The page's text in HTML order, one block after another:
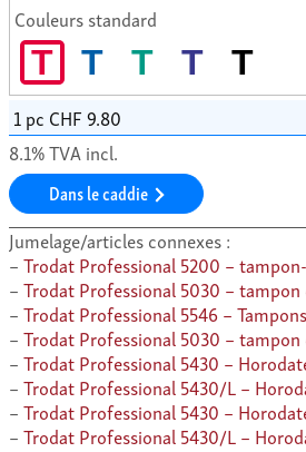
Couleurs standard
T T T T T
8.1% TVA incl.
Dans le caddie
Jumelage/articles connexes :
Trodat Professional 5200 –
Trodat Professional 5030 –
Trodat Professional 5546 –
Trodat Professional 5030 –
Trodat Professional 5430 –
Trodat Professional 5430/L –
Trodat Professional 5430 –
Trodat Professional 5430/L –